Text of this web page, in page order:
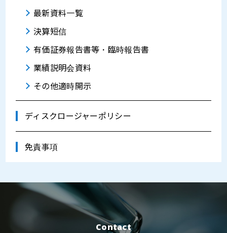
最新資料一覧
決算短信
有価証券報告書等・臨時報告書
業績説明会資料
その他適時開示
ディスクロージャーポリシー
免責事項
Contact